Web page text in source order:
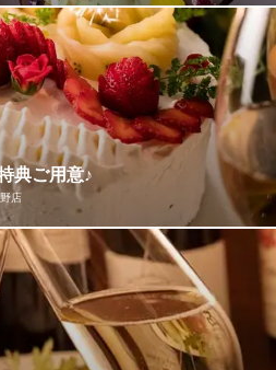
プレートをご用意致します！ メッ
でご相談ください。 大切な方への
限りサポートいたしますので お気
。
徒歩3分
オピエトラ1F
典ご用意♪
店
お祝いをしてみませんか？誕生
プレートをご提供させて頂きま
意致しますので、是非お問い合わ